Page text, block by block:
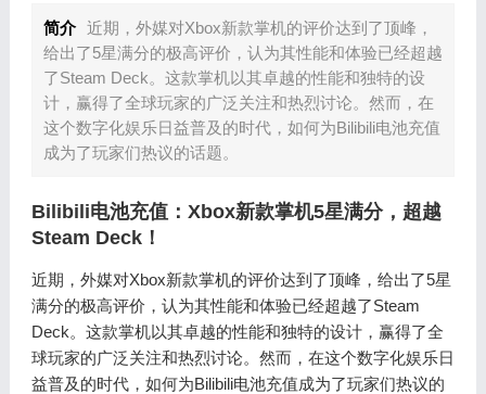
简介 近期，外媒对Xbox新款掌机的评价达到了顶峰，
给出了5星满分的极高评价，认为其性能和体验已经超越
了Steam Deck。这款掌机以其卓越的性能和独特的设
计，赢得了全球玩家的广泛关注和热烈讨论。然而，在
这个数字化娱乐日益普及的时代，如何为Bilibili电池充值
成为了玩家们热议的话题。
Bilibili电池充值：Xbox新款掌机5星满分，超越
Steam Deck！
近期，外媒对Xbox新款掌机的评价达到了顶峰，给出了5星
满分的极高评价，认为其性能和体验已经超越了Steam
Deck。这款掌机以其卓越的性能和独特的设计，赢得了全
球玩家的广泛关注和热烈讨论。然而，在这个数字化娱乐日
益普及的时代，如何为Bilibili电池充值成为了玩家们热议的